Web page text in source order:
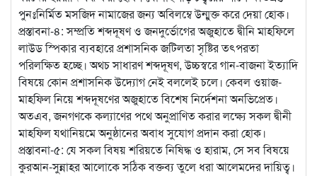
পুনঃনির্মিত মসজিদ নামাজের জন্য অবিলম্বে উন্মুক্ত করে দেয়া হোক।
প্রস্তাবনা-৪: সম্প্রতি শব্দদূষণ ও জনদুর্ভোগের অজুহাতে দ্বীনি মাহফিলে
লাউড স্পিকার ব্যবহারে প্রশাসনিক জটিলতা সৃষ্টির তৎপরতা
পরিলক্ষিত হচ্ছে। অথচ সাধারণ শব্দদূষণ, উচ্চস্বরে গান-বাজনা ইত্যাদি
বিষয়ে কোন প্রশাসনিক উদ্যোগ নেই বললেই চলে। কেবল ওয়াজ-
মাহফিল নিয়ে শব্দদূষণের অজুহাতে বিশেষ নির্দেশনা অনভিপ্রেত।
অতএব, জনগণকে কল্যাণের পথে অনুপ্রাণিত করার লক্ষ্যে সকল দ্বীনী
মাহফিল যথানিয়মে অনুষ্ঠানের অবাধ সুযোগ প্রদান করা হোক।
প্রস্তাবনা-৫: যে সকল বিষয় শরিয়তে নিষিদ্ধ ও হারাম, সে সব বিষয়ে
কুরআন-সুন্নাহর আলোকে সঠিক বক্তব্য তুলে ধরা আলেমদের দায়িত্ব।